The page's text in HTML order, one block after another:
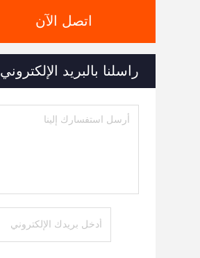
اتصل الآن
راسلنا بالبريد الإلكتروني